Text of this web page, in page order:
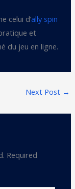
celui d’ally spin
et
du jeu en ligne.
Next Post →
Required